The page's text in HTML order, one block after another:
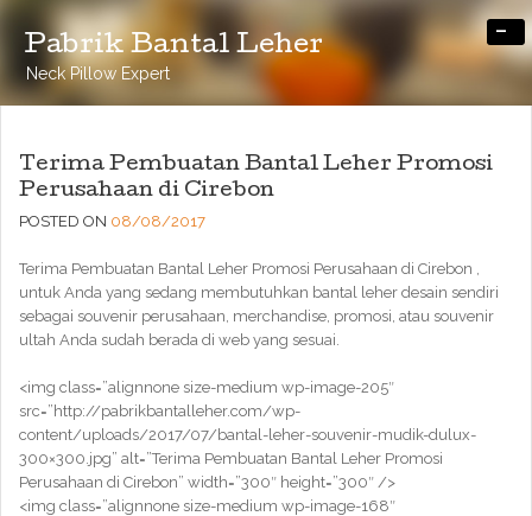
Pabrik Bantal Leher
Neck Pillow Expert
-
Terima Pembuatan Bantal Leher Promosi
Perusahaan di Cirebon
POSTED ON 08/08/2017
Terima Pembuatan Bantal Leher Promosi Perusahaan di Cirebon ,
untuk Anda yang sedang membutuhkan bantal leher desain sendiri
sebagai souvenir perusahaan, merchandise, promosi, atau souvenir
ultah Anda sudah berada di web yang sesuai.
<img class=”alignnone size-medium wp-image-205″
src=”http://pabrikbantalleher.com/wp-
content/uploads/2017/07/bantal-leher-souvenir-mudik-dulux-
300×300.jpg” alt=”Terima Pembuatan Bantal Leher Promosi
Perusahaan di Cirebon” width=”300″ height=”300″ />
<img class=”alignnone size-medium wp-image-168″